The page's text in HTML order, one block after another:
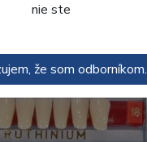
nie ste
že som odborníkom.